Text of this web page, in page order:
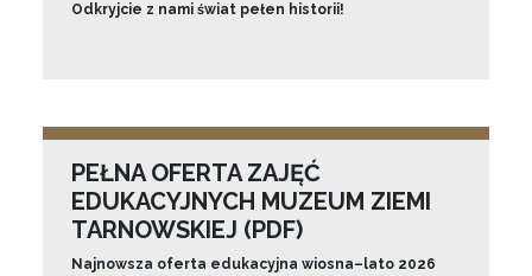
Odkryjcie z nami świat pełen historii!
PEŁNA OFERTA ZAJĘĆ
EDUKACYJNYCH MUZEUM ZIEMI
TARNOWSKIEJ (PDF)
Najnowsza oferta edukacyjna wiosna–lato 2026